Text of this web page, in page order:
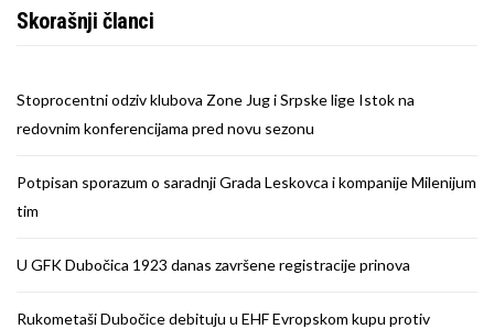
Skorašnji članci
Stoprocentni odziv klubova Zone Jug i Srpske lige Istok na
redovnim konferencijama pred novu sezonu
Potpisan sporazum o saradnji Grada Leskovca i kompanije Milenijum
tim
U GFK Dubočica 1923 danas završene registracije prinova
Rukometaši Dubočice debituju u EHF Evropskom kupu protiv